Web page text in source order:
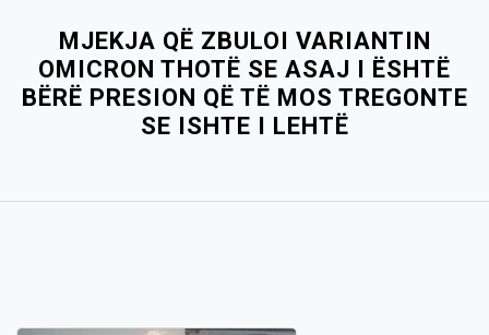
MJEKJA QË ZBULOI VARIANTIN
OMICRON THOTË SE ASAJ I ËSHTË
BËRË PRESION QË TË MOS TREGONTE
SE ISHTE I LEHTË